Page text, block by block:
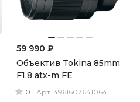
59 990 ₽
Объектив Tokina 85mm
F1.8 atx-m FE
0 Арт. 4961607641064